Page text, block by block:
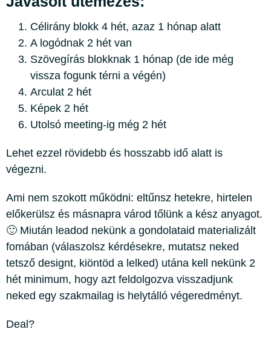
Célirány blokk 4 hét, azaz 1 hónap alatt
A logódnak 2 hét van
Szövegírás blokknak 1 hónap (de ide még
vissza fogunk térni a végén)
Arculat 2 hét
Képek 2 hét
Utolsó meeting-ig még 2 hét
Lehet ezzel rövidebb és hosszabb idő alatt is
végezni.
Ami nem szokott működni: eltűnsz hetekre, hirtelen
előkerülsz és másnapra várod tőlünk a kész anyagot.
🙂 Miután leadod nekünk a gondolataid materializált
fomában (válaszolsz kérdésekre, mutatsz neked
tetsző designt, kiöntöd a lelked) utána kell nekünk 2
hét minimum, hogy azt feldolgozva visszadjunk
neked egy szakmailag is helytálló végeredményt.
Deal?